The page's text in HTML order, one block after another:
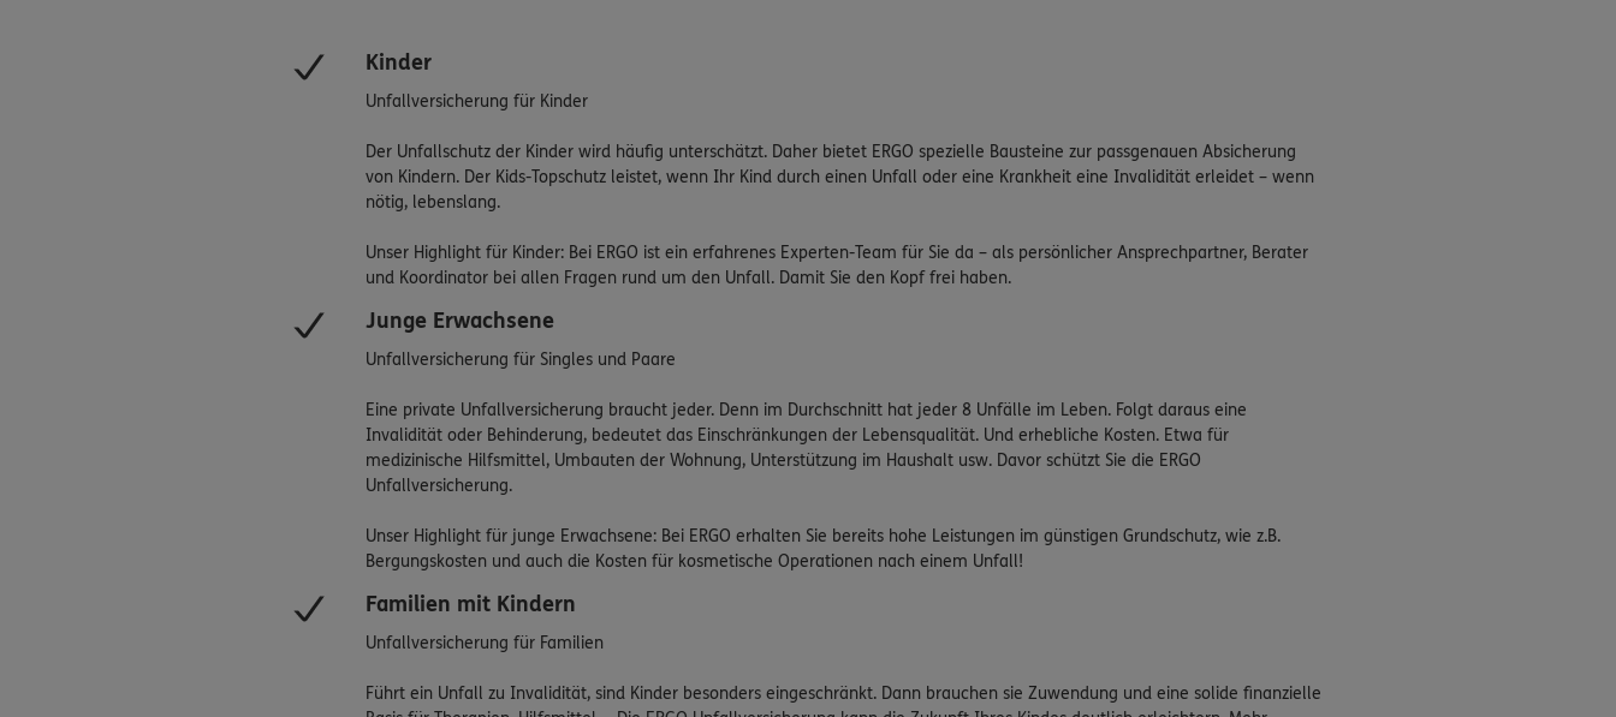
Kinder
Unfallversicherung für Kinder
Der Unfallschutz der Kinder wird häufig unterschätzt. Daher bietet ERGO spezielle Bausteine zur passgenauen Absicherung
von Kindern. Der Kids-Topschutz leistet, wenn Ihr Kind durch einen Unfall oder eine Krankheit eine Invalidität erleidet – wenn
nötig, lebenslang.
Unser Highlight für Kinder: Bei ERGO ist ein erfahrenes Experten-Team für Sie da – als persönlicher Ansprechpartner, Berater
und Koordinator bei allen Fragen rund um den Unfall. Damit Sie den Kopf frei haben.
Junge Erwachsene
Unfallversicherung für Singles und Paare
Eine private Unfallversicherung braucht jeder. Denn im Durchschnitt hat jeder 8 Unfälle im Leben. Folgt daraus eine
Invalidität oder Behinderung, bedeutet das Einschränkungen der Lebensqualität. Und erhebliche Kosten. Etwa für
medizinische Hilfsmittel, Umbauten der Wohnung, Unterstützung im Haushalt usw. Davor schützt Sie die ERGO
Unfallversicherung.
Unser Highlight für junge Erwachsene: Bei ERGO erhalten Sie bereits hohe Leistungen im günstigen Grundschutz, wie z.B.
Bergungskosten und auch die Kosten für kosmetische Operationen nach einem Unfall!
Familien mit Kindern
Unfallversicherung für Familien
Führt ein Unfall zu Invalidität, sind Kinder besonders eingeschränkt. Dann brauchen sie Zuwendung und eine solide finanzielle